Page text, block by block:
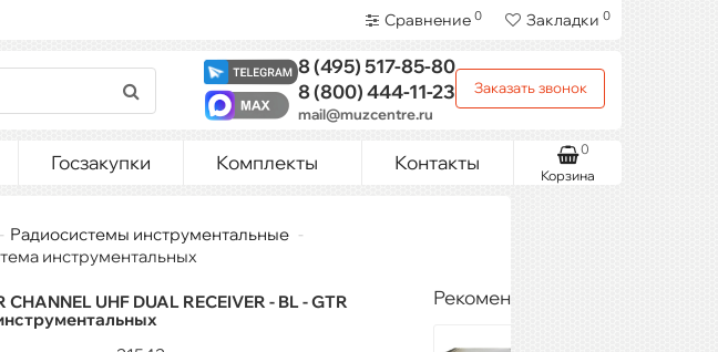
Сравнение 0 Закладки 0
8 (495)517-85-80
8 (800)444-11-23
mail@muzcentre.ru
Заказать звонок
Госзакупки Комплекты Контакты
Корзина
0
Радиосистемы инструментальные
инструментальных
CHANNEL UHF DUAL RECEIVER - BL - GTR
Рекомендуемые товары